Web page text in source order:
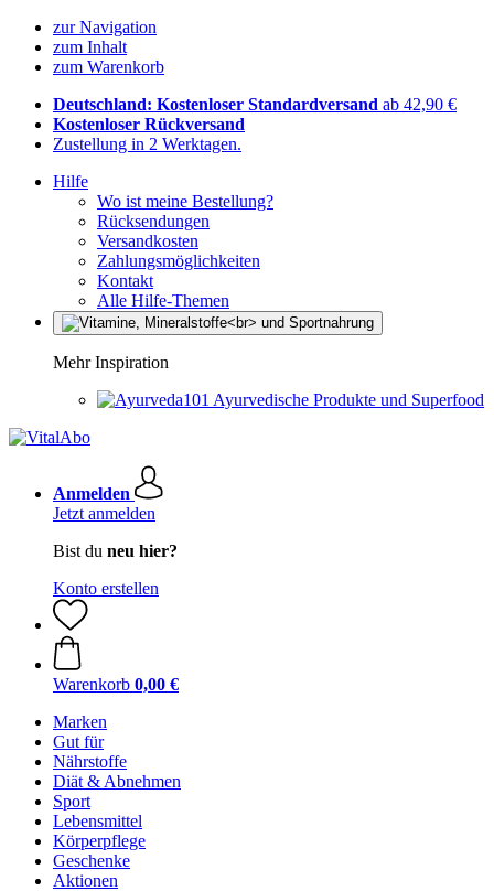
zur Navigation
zum Inhalt
zum Warenkorb
Deutschland: Kostenloser Standardversand ab 42,90 €
Kostenloser Rückversand
Zustellung in 2 Werktagen.
Hilfe
Wo ist meine Bestellung?
Rücksendungen
Versandkosten
Zahlungsmöglichkeiten
Kontakt
Alle Hilfe-Themen
Mehr Inspiration
Ayurvedische Produkte und Superfood
Anmelden
Jetzt anmelden
Bist du neu hier?
Konto erstellen
Warenkorb 0,00 €
Marken
Gut für
Nährstoffe
Diät & Abnehmen
Sport
Lebensmittel
Körperpflege
Geschenke
Aktionen